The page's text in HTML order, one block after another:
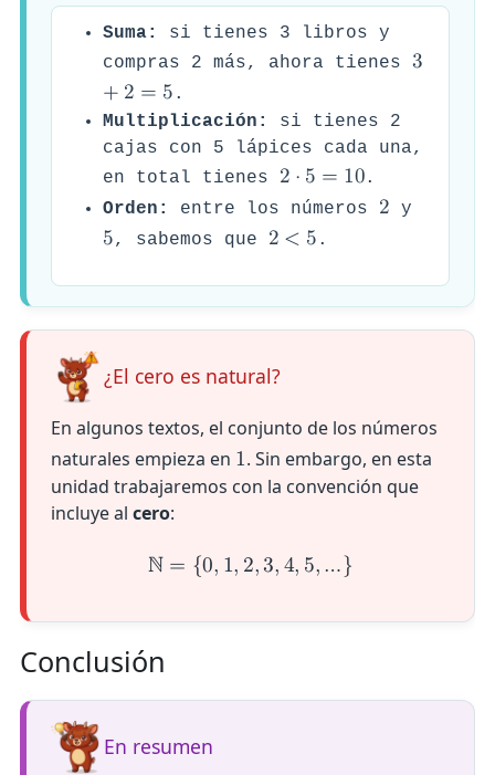
Suma:
si tienes 3 libros y
compras 2 más, ahora tienes 3
+ 2 = 5 .
Multiplicación:
si tienes 2
cajas con 5 lápices cada una,
en total tienes 2 ⋅ 5 = 10.
Orden:
entre los números 2 y
5, sabemos que 2 < 5 .
¿El cero es natural?
En algunos textos, el conjunto de los números
naturales empieza en 1. Sin embargo, en esta
unidad trabajaremos con la convención que
incluye al cero:
ℕ = {0, 1, 2,3,4, 5,…}
Conclusión
En resumen